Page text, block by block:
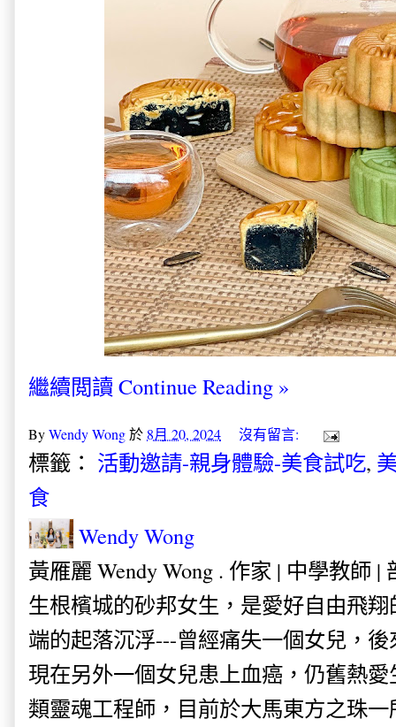
繼續閲讀 Continue Reading »
ByWendy Wong於 8月 20, 2024 沒有留言:
標籤： 活動邀請-親身體驗-美食試吃,
食
Wendy Wong
黃雁麗 Wendy Wong . 作家 | 中學教師 |
生根檳城的砂邦女生，是愛好自由飛
端的起落沉浮---曾經痛失一個女兒，
現在另外一個女兒患上血癌，仍舊熱
類靈魂工程師，目前於大馬東方之珠